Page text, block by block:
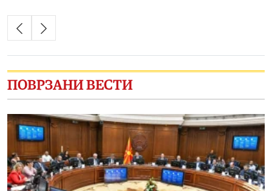
ПОВРЗАНИ ВЕСТИ